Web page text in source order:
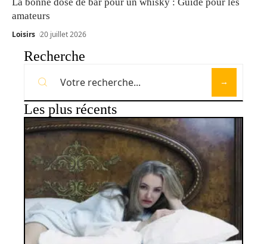
amateurs
Loisirs 20 juillet 2026
Recherche
Les plus récents